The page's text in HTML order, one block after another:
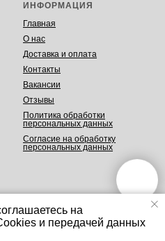
на
и передачей данных
ИНФОРМАЦИЯ
Главная
О нас
Доставка и оплата
Контакты
Вакансии
Отзывы
Политика обработки
персональных данных
Согласие на обработку
персональных данных
Tilda